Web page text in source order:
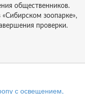
общественников.
зоопарке»,
проверки.